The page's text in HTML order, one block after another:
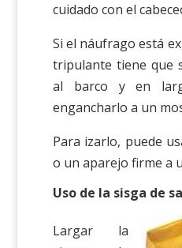
cuidado con el
Si el náufrago está
tripulante tiene que
al barco y en
engancharlo a un
Para izarlo, puede
o un aparejo firme a
Uso de la sisga de
Largar la